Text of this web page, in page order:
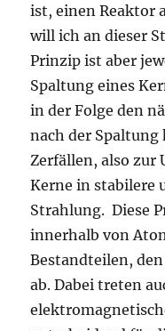
ist, einen Reaktor
will ich an dieser
Prinzip ist aber
Spaltung eines
in der Folge den
nach der
Zerfällen, also zur
Kerne in stabilere
Strahlung. Diese
innerhalb von
Bestandteilen,
ab. Dabei treten